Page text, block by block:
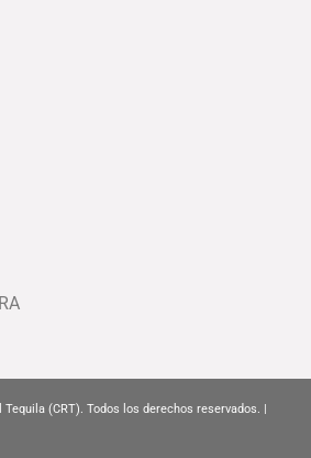
(CRT). Todos los derechos reservados. |